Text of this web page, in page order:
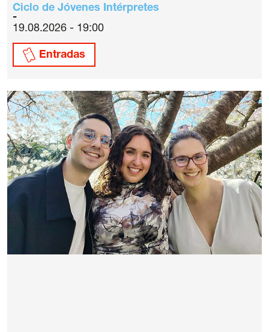
Ciclo de Jóvenes Intérpretes
19.08.2026 - 19:00
Entradas